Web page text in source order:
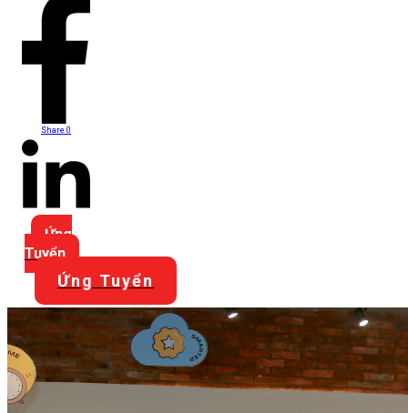
Share 0
Ứng
Tuyển
Ứng Tuyển